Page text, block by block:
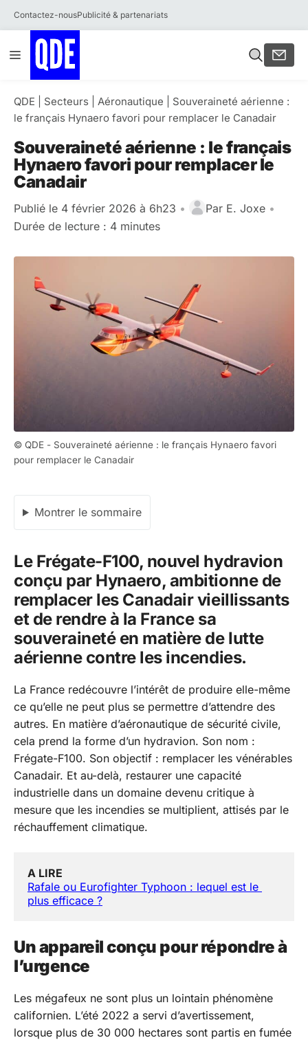
Contactez-nousPublicité & partenariats
au
contenu
Menu
QDE Secteurs Aéronautique
Souveraineté aérienne :
le français Hynaero favori pour remplacer le Canadair
Souveraineté aérienne : le français
Hynaero favori pour remplacer le
Canadair
Publié le 4 février 2026 à 6h23 • Par E. Joxe •
Durée de lecture : 4 minutes
© QDE - Souveraineté aérienne : le français Hynaero favori
pour remplacer le Canadair
Montrer le sommaire
Le Frégate-F100, nouvel hydravion
conçu par Hynaero, ambitionne de
remplacer les Canadair vieillissants
et de rendre à la France sa
souveraineté en matière de lutte
aérienne contre les incendies.
La France redécouvre l’intérêt de produire elle-même
ce qu’elle ne peut plus se permettre d’attendre des
autres. En matière d’aéronautique de sécurité civile,
cela prend la forme d’un hydravion. Son nom :
Frégate-F100. Son objectif : remplacer les vénérables
Canadair. Et au-delà, restaurer une capacité
industrielle dans un domaine devenu critique à
mesure que les incendies se multiplient, attisés par le
réchauffement climatique.
A LIRE
Rafale ou Eurofighter Typhoon : lequel est le
plus efficace ?
Un appareil conçu pour répondre à
l’urgence
Les mégafeux ne sont plus un lointain phénomène
californien. L’été 2022 a servi d’avertissement,
lorsque plus de 30 000 hectares sont partis en fumée